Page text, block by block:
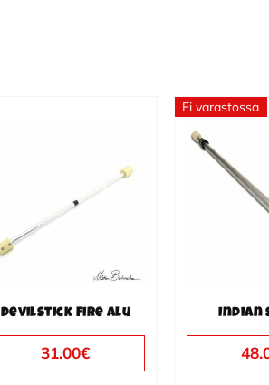
Devilstick Fire Alu
31.00€
Ei varastossa
Indian